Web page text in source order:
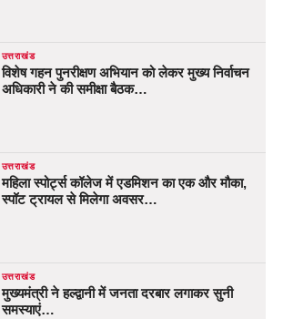
उत्तराखंड
विशेष गहन पुनरीक्षण अभियान को लेकर मुख्य निर्वाचन
अधिकारी ने की समीक्षा बैठक…
उत्तराखंड
महिला स्पोर्ट्स कॉलेज में एडमिशन का एक और मौका,
स्पॉट ट्रायल से मिलेगा अवसर…
उत्तराखंड
मुख्यमंत्री ने हल्द्वानी में जनता दरबार लगाकर सुनी
समस्याएं…